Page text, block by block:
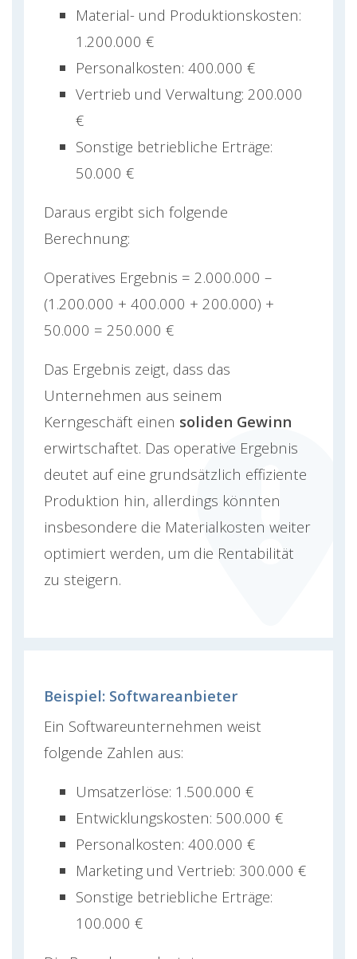
Material- und Produktionskosten:
1.200.000 €
Personalkosten: 400.000 €
Vertrieb und Verwaltung: 200.000
€
Sonstige betriebliche Erträge:
50.000 €
Daraus ergibt sich folgende
Berechnung:
Operatives Ergebnis = 2.000.000 –
(1.200.000 + 400.000 + 200.000) +
50.000 = 250.000 €
Das Ergebnis zeigt, dass das
Unternehmen aus seinem
Kerngeschäft einen soliden Gewinn
erwirtschaftet. Das operative Ergebnis
deutet auf eine grundsätzlich effiziente
Produktion hin, allerdings könnten
insbesondere die Materialkosten weiter
optimiert werden, um die Rentabilität
zu steigern.
Beispiel: Softwareanbieter
Ein Softwareunternehmen weist
folgende Zahlen aus:
Umsatzerlöse: 1.500.000 €
Entwicklungskosten: 500.000 €
Personalkosten: 400.000 €
Marketing und Vertrieb: 300.000 €
Sonstige betriebliche Erträge:
100.000 €